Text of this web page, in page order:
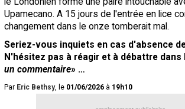
Upamecano. A 15 jours de l'entrée en lice
changement dans le onze tomberait mal.
Seriez-vous inquiets en cas d'absence
N'hésitez pas à réagir et à débattre dans
un commentaire» …
Par Eric Bethsy, le 01/06/2026 à 19h10